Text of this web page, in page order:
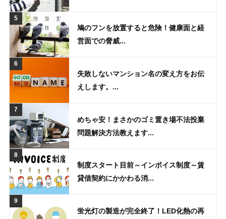
鳩のフンを放置すると危険！健康面と経
営面での脅威...
失敗しないマンション名の変え方をお伝
えします。...
めちゃ安！まさかのゴミ置き場不法投棄
問題解決方法教えます...
制度スタート目前～インボイス制度～賃
貸借契約にかかわる消...
蛍光灯の製造が完全終了！LED化熱の再